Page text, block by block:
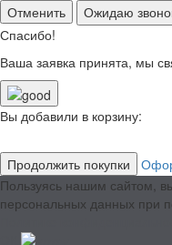
Отменить
Ожидаю
Спасибо!
Ваша заявка принята, мы
Вы добавили в корзину:
Продолжить покупки
Пользуясь нашим сайтом,
персональных данных при